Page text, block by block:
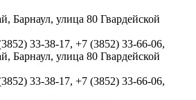
Барнаул, улица 80 Гвардейской
33-38-17, +7 (3852) 33-66-06,
Барнаул, улица 80 Гвардейской
33-38-17, +7 (3852) 33-66-06,